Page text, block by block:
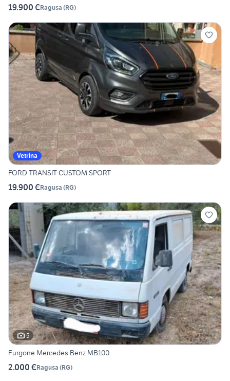
19.900 €Ragusa (RG)
Vetrina
FORD TRANSIT CUSTOM SPORT
19.900 €Ragusa (RG)
5
Furgone Mercedes Benz MB100
2.000 €Ragusa (RG)